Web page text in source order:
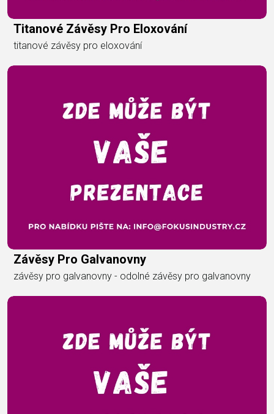
Titanové Závěsy Pro Eloxování
titanové závěsy pro eloxování
Závěsy Pro Galvanovny
závěsy pro galvanovny - odolné závěsy pro galvanovny